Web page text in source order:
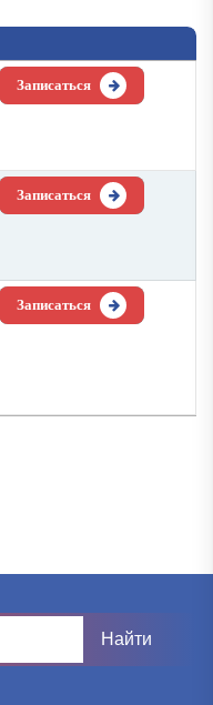
Записаться
Записаться
Записаться